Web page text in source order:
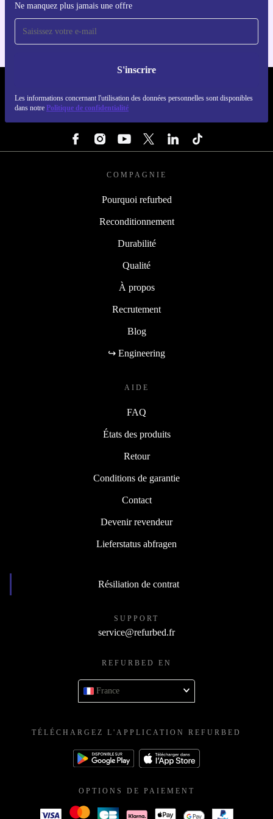
Ne manquez plus jamais une offre
S'inscrire
Les informations concernant l'utilisation des données personnelles sont disponibles
dans notre Politique de confidentialité
Pour iOS et Android
COMPAGNIE
Pourquoi refurbed
Reconditionnement
Durabilité
Qualité
À propos
Recrutement
Blog
↪ Engineering
AIDE
FAQ
États des produits
Retour
Conditions de garantie
Contact
Devenir revendeur
Lieferstatus abfragen
Résiliation de contrat
SUPPORT
service@refurbed.fr
REFURBED EN
France
TÉLÉCHARGEZ L'APPLICATION REFURBED
OPTIONS DE PAIEMENT